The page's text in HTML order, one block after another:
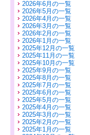
2026年6月の一覧
2026年5月の一覧
2026年4月の一覧
2026年3月の一覧
2026年2月の一覧
2026年1月の一覧
2025年12月の一覧
2025年11月の一覧
2025年10月の一覧
2025年9月の一覧
2025年8月の一覧
2025年7月の一覧
2025年6月の一覧
2025年5月の一覧
2025年4月の一覧
2025年3月の一覧
2025年2月の一覧
2025年1月の一覧